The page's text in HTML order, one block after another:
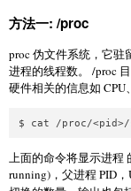
方法一: /proc
proc 伪文件系统，它驻
进程的线程数。 /proc
硬件相关的信息如
上面的命令将显示进程
running)，父进程 PID